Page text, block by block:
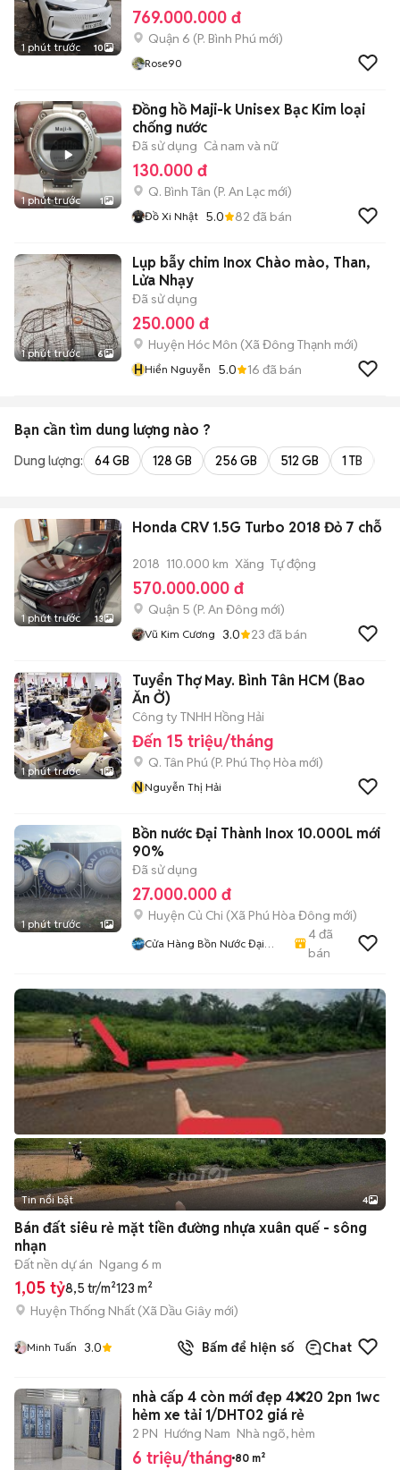
1 phút trước 10
769.000.000 đ
Quận 6 (P. Bình Phú mới)
Rose90
1 phút trước 1
Đồng hồ Maji-k Unisex Bạc Kim loại
chống nước
Đã sử dụng Cả nam và nữ
130.000 đ
Q. Bình Tân (P. An Lạc mới)
Đồ Xi Nhật 5.0 82 đã bán
1 phút trước 6
Lụp bẫy chim Inox Chào mào, Than,
Lửa Nhạy
Đã sử dụng
250.000 đ
Huyện Hóc Môn (Xã Đông Thạnh mới)
HHiển Nguyễn 5.0 16 đã bán
Bạn cần tìm dung lượng nào ?
Dung lượng: 64 GB 128 GB 256 GB 512 GB 1 TB
1 phút trước 13
Honda CRV 1.5G Turbo 2018 Đỏ 7 chỗ
2018 110.000 km Xăng Tự động
570.000.000 đ
Quận 5 (P. An Đông mới)
Vũ Kim Cương 3.0 23 đã bán
1 phút trước 1
Tuyển Thợ May. Bình Tân HCM (Bao
Ăn Ở)
Công ty TNHH Hồng Hải
Đến 15 triệu/tháng
Q. Tân Phú (P. Phú Thọ Hòa mới)
NNguyễn Thị Hải
1 phút trước 1
Bồn nước Đại Thành Inox 10.000L mới
90%
Đã sử dụng
27.000.000 đ
Huyện Củ Chi (Xã Phú Hòa Đông mới)
Cửa Hàng Bồn Nước Đại
4đã
bán
Tin nổi bật 4
Bán đất siêu rẻ mặt tiền đường nhựa xuân quế - sông
nhạn
Đất nền dự án Ngang 6 m
1,05 tỷ8,5 tr/m²123 m²
Huyện Thống Nhất (Xã Dầu Giây mới)
Minh Tuấn 3.0 Bấm để hiện số Chat
nhà cấp 4 còn mới đẹp 4❌20 2pn 1wc
hẻm xe tải 1/DHT02 giá rẻ
2 PN Hướng Nam Nhà ngõ, hẻm
6 triệu/tháng 80 m²